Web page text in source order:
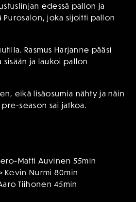
edessä pallon ja
joka sijoitti pallon
Rasmus Harjanne pääsi
ja laukoi pallon
eikä lisäosumia nähty ja näin
season sai jatkoa.
Matti Auvinen 55min
Kevin Nurmi 80min
Tiihonen 45min